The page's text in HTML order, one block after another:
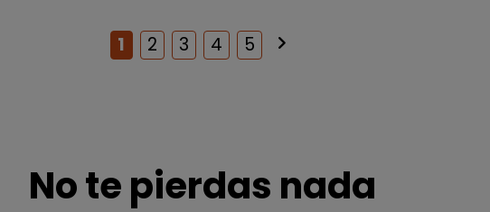
1 2 3 4 5 keyboard_arrow_right
No te pierdas nada